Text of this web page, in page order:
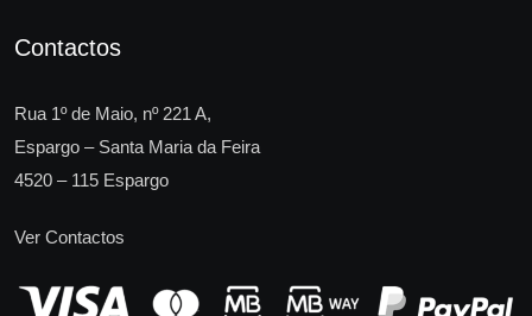
Contactos
Rua 1º de Maio, nº 221 A,
Espargo – Santa Maria da Feira
4520 – 115 Espargo
Ver Contactos